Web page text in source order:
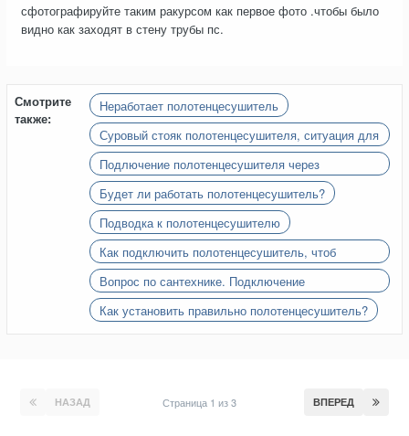
сфотографируйте таким ракурсом как первое фото .чтобы было
видно как заходят в стену трубы пс.
Смотрите
также:
Неработает полотенцесушитель
Суровый стояк полотенцесушителя, ситуация для
настоящих профи
Подлючение полотенцесушителя через
теплообменник.
Будет ли работать полотенцесушитель?
Подводка к полотенцесушителю
Как подключить полотенцесушитель, чтоб
работал
Вопрос по сантехнике. Подключение
полотенцесушителя и батарей...
Как установить правильно полотенцесушитель?
НАЗАД ВПЕРЕД
Страница 1 из 3